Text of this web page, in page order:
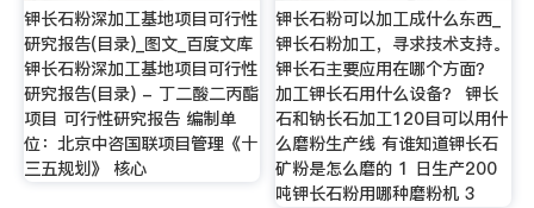
钾长石粉深加工基地项目可行性
研究报告(目录)_图文_百度文库
钾长石粉深加工基地项目可行性
研究报告(目录) - 丁二酸二丙酯
项目 可行性研究报告 编制单
位：北京中咨国联项目管理《十
三五规划》 核心
钾长石粉可以加工成什么东西_
钾长石粉加工，寻求技术支持。
钾长石主要应用在哪个方面？
加工钾长石用什么设备？ 钾长
石和钠长石加工120目可以用什
么磨粉生产线 有谁知道钾长石
矿粉是怎么磨的 1 日生产200
吨钾长石粉用哪种磨粉机 3